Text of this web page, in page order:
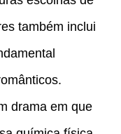
também inclui
drama em que